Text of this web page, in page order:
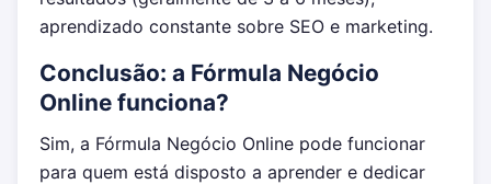
aprendizado constante sobre SEO e marketing.
Conclusão: a Fórmula Negócio
Online funciona?
Sim, a Fórmula Negócio Online pode funcionar
para quem está disposto a aprender e dedicar